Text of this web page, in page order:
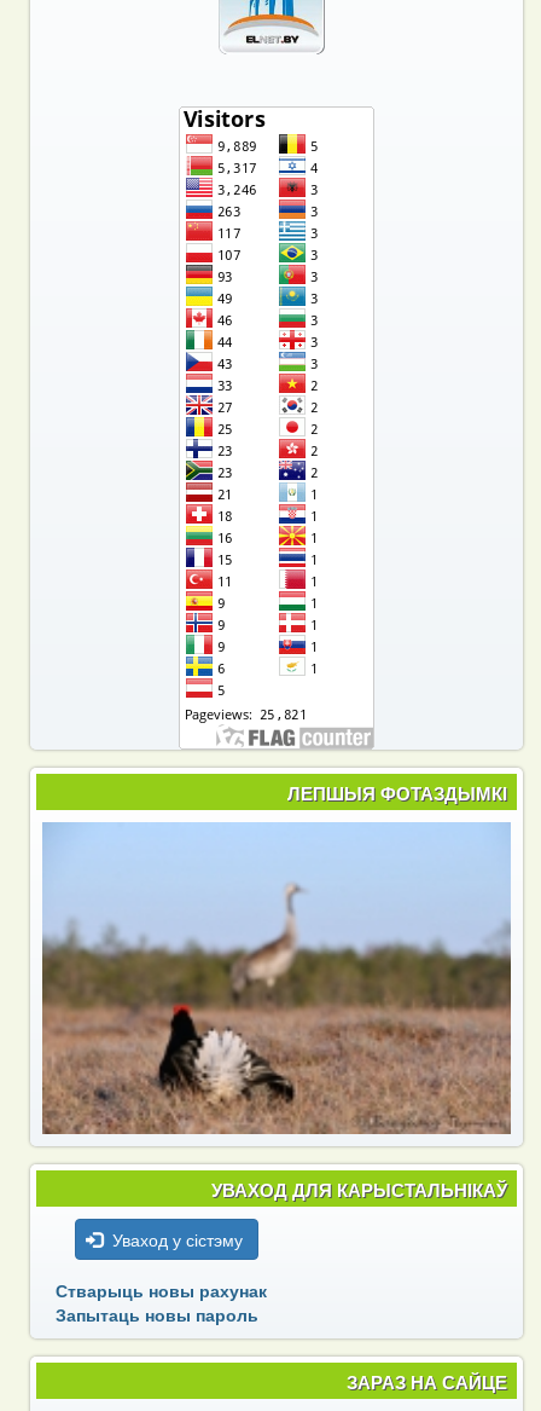
ЛЕПШЫЯ ФОТАЗДЫМКІ
УВАХОД ДЛЯ КАРЫСТАЛЬНІКАЎ
Уваход у сістэму
Стварыць новы рахунак
Запытаць новы пароль
ЗАРАЗ НА САЙЦЕ